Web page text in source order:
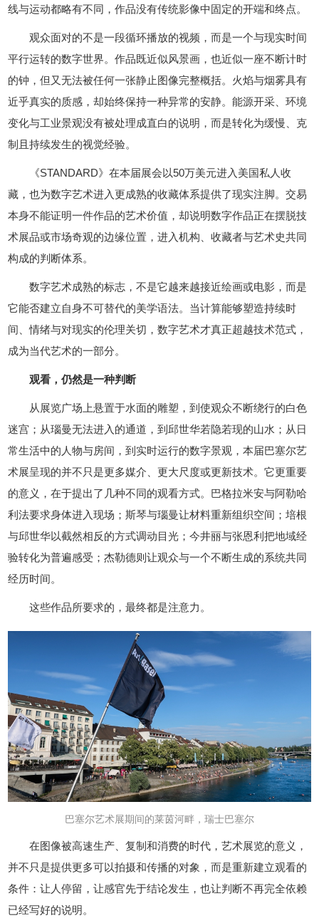
线与运动都略有不同，作品没有传统影像中固定的开端和终点。
观众面对的不是一段循环播放的视频，而是一个与现实时间
平行运转的数字世界。作品既近似风景画，也近似一座不断计时
的钟，但又无法被任何一张静止图像完整概括。火焰与烟雾具有
近乎真实的质感，却始终保持一种异常的安静。能源开采、环境
变化与工业景观没有被处理成直白的说明，而是转化为缓慢、克
制且持续发生的视觉经验。
《STANDARD》在本届展会以50万美元进入美国私人收
藏，也为数字艺术进入更成熟的收藏体系提供了现实注脚。交易
本身不能证明一件作品的艺术价值，却说明数字作品正在摆脱技
术展品或市场奇观的边缘位置，进入机构、收藏者与艺术史共同
构成的判断体系。
数字艺术成熟的标志，不是它越来越接近绘画或电影，而是
它能否建立自身不可替代的美学语法。当计算能够塑造持续时
间、情绪与对现实的伦理关切，数字艺术才真正超越技术范式，
成为当代艺术的一部分。
观看，仍然是一种判断
从展览广场上悬置于水面的雕塑，到使观众不断绕行的白色
迷宫；从瑙曼无法进入的通道，到邱世华若隐若现的山水；从日
常生活中的人物与房间，到实时运行的数字景观，本届巴塞尔艺
术展呈现的并不只是更多媒介、更大尺度或更新技术。它更重要
的意义，在于提出了几种不同的观看方式。巴格拉米安与阿勒哈
利法要求身体进入现场；斯琴与瑙曼让材料重新组织空间；培根
与邱世华以截然相反的方式调动目光；今井丽与张恩利把地域经
验转化为普遍感受；杰勒德则让观众与一个不断生成的系统共同
经历时间。
这些作品所要求的，最终都是注意力。
巴塞尔艺术展期间的莱茵河畔，瑞士巴塞尔
在图像被高速生产、复制和消费的时代，艺术展览的意义，
并不只是提供更多可以拍摄和传播的对象，而是重新建立观看的
条件：让人停留，让感官先于结论发生，也让判断不再完全依赖
已经写好的说明。